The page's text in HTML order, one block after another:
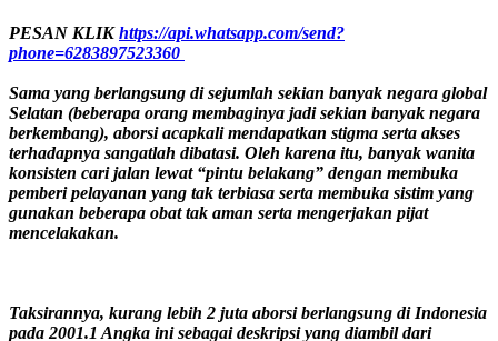
PESAN KLIKhttps://api.whatsapp.com/send?
phone=6283897523360
Sama yang berlangsung di sejumlah sekian banyak negara global
Selatan (beberapa orang membaginya jadi sekian banyak negara
berkembang), aborsi acapkali mendapatkan stigma serta akses
terhadapnya sangatlah dibatasi. Oleh karena itu, banyak wanita
konsisten cari jalan lewat “pintu belakang” dengan membuka
pemberi pelayanan yang tak terbiasa serta membuka sistim yang
gunakan beberapa obat tak aman serta mengerjakan pijat
mencelakakan.
Taksirannya, kurang lebih 2 juta aborsi berlangsung di Indonesia
pada 2001.1 Angka ini sebagai deskripsi yang diambil dari